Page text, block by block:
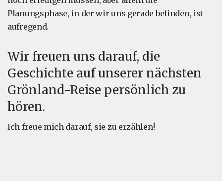
Planungsphase, in der wir uns gerade befinden, ist
aufregend.
Wir freuen uns darauf, die
Geschichte auf unserer nächsten
Grönland-Reise persönlich zu
hören.
Ich freue mich darauf, sie zu erzählen!